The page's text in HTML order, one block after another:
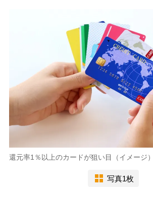
還元率1％以上のカードが狙い目（イメージ）
写真1枚